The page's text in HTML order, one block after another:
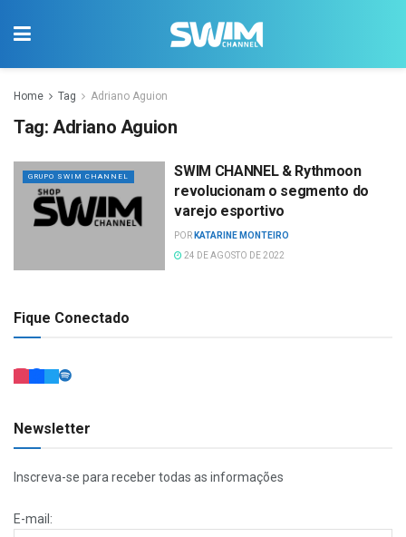
Home Tag Adriano Aguion
Tag: Adriano Aguion
GRUPO SWIM CHANNEL
SWIM CHANNEL & Rythmoon
revolucionam o segmento do
varejo esportivo
POR KATARINE MONTEIRO
24 DE AGOSTO DE 2022
Fique Conectado
Newsletter
Inscreva-se para receber todas as informações
E-mail: